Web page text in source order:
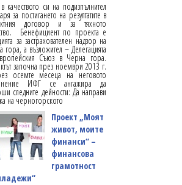
качеството си на подизпълнител
за постигането на резултатите в
договор и за тяхното
Бенефициент по проекта е
за застрахователен надзор на
гора, а възложител – Делегацията
Съюз в Черна гора.
започна през ноември 2013 г.
осемте месеца на неговото
ИФГ се ангажира да
следните дейности: Да направи
на черногорското
Проект „Моят
живот, моите
финанси“ –
финансова
грамотност